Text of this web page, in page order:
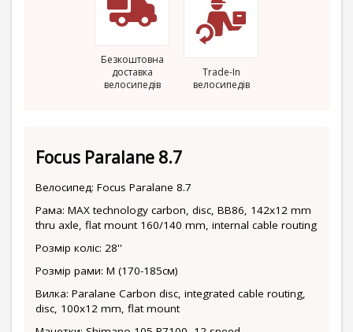
Безкоштовна
доставка
велосипедів
Trade-In
велосипедів
Focus Paralane 8.7
Велосипед: Focus Paralane 8.7
Рама: MAX technology carbon, disc, BB86, 142x12 mm
thru axle, flat mount 160/140 mm, internal cable routing
Розмір коліс: 28''
Розмір рами: М (170-185см)
Вилка: Paralane Carbon disc, integrated cable routing,
disc, 100x12 mm, flat mount